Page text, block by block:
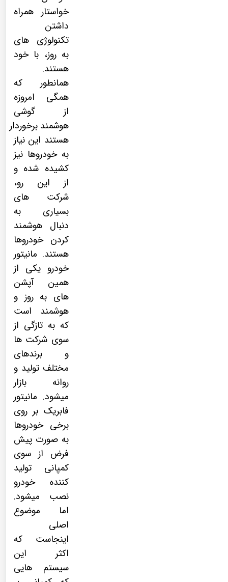
خواستار همراه
داشتن
تکنولوژی های
به روز، با خود
هستند.
همانطور که
همگی امروزه
از گوشی
هوشمند برخوردار
هستند این نیاز
به خودروها نیز
کشیده شده و
از این رو،
شرکت های
بسیاری به
دنبال هوشمند
کردن خودروها
هستند. مانیتور
خودرو یکی از
همین آپشن
های به روز و
هوشمند است
که به تازگی از
سوی شرکت ها
و برندهای
مختلف تولید و
روانه بازار
میشود. مانیتور
فابریک بر روی
برخی خودروها
به صورت پیش
فرض از سوی
کمپانی تولید
کننده خودرو
نصب میشود.
اما موضوع
اصلی
اینجاست که
اکثر این
سیستم هایی